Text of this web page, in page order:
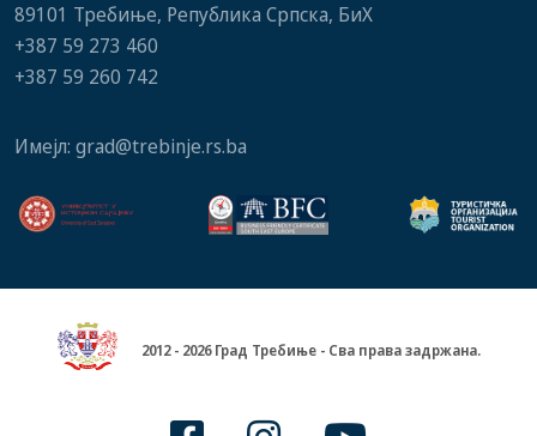
89101 Требиње, Република Српска, БиХ
+387 59 273 460
+387 59 260 742
Имејл: grad@trebinje.rs.ba
2012 - 2026 Град Требиње - Сва права задржана.